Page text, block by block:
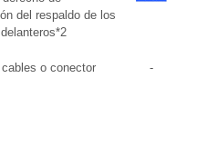
del respaldo de los
cables o conector -